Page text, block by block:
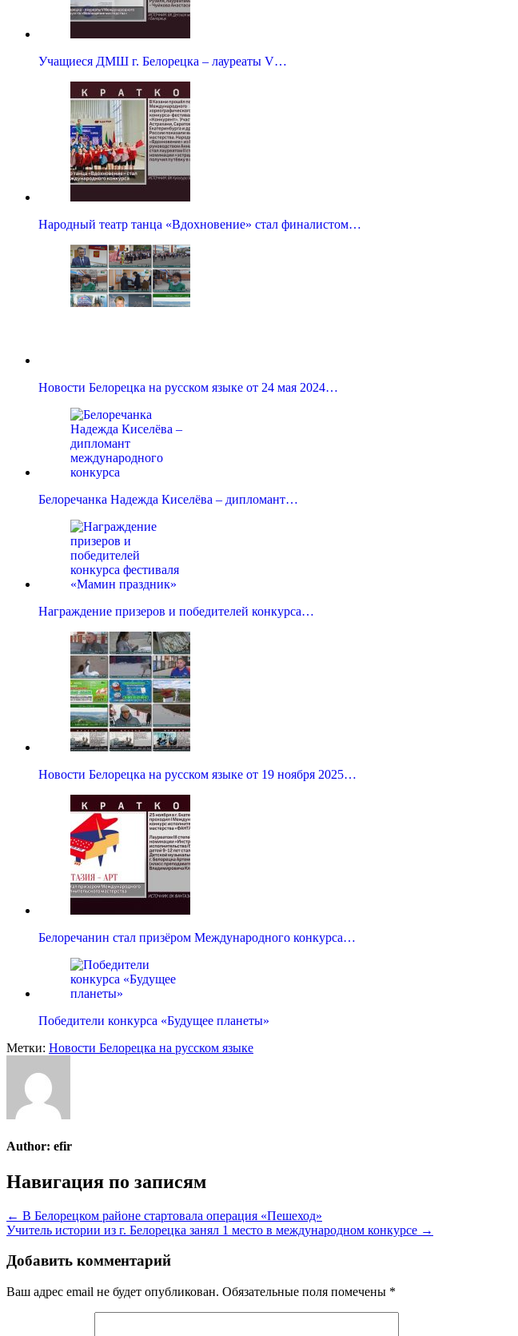
Учащиеся ДМШ г. Белорецка – лауреаты V…
Народный театр танца «Вдохновение» стал финалистом…
Новости Белорецка на русском языке от 24 мая 2024…
Белоречанка Надежда Киселёва – дипломант…
Награждение призеров и победителей конкурса…
Новости Белорецка на русском языке от 19 ноября 2025…
Белоречанин стал призёром Международного конкурса…
Победители конкурса «Будущее планеты»
Метки: Новости Белорецка на русском языке
Author: efir
Навигация по записям
← В Белорецком районе стартовала операция «Пешеход»
Учитель истории из г. Белорецка занял 1 место в международном конкурсе →
Добавить комментарий
Ваш адрес email не будет опубликован. Обязательные поля помечены *